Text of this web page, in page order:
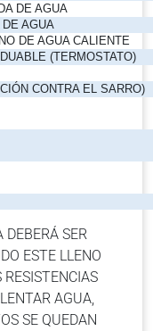
DE AGUA
AGUA
DE AGUA CALIENTE
(TERMOSTATO)
CONTRA EL SARRO)
DEBERÁ SER
ESTE LLENO
AGUA,
SE QUEDAN